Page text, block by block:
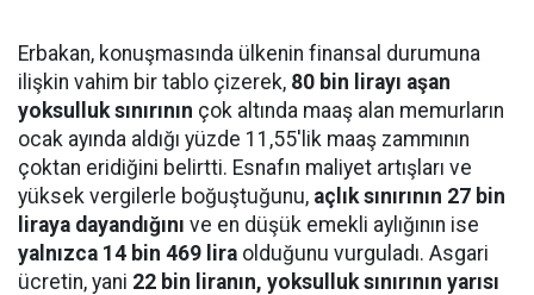
Erbakan, konuşmasında ülkenin finansal durumuna
ilişkin vahim bir tablo çizerek, 80 bin lirayı aşan
yoksulluk sınırının çok altında maaş alan memurların
ocak ayında aldığı yüzde 11,55'lik maaş zammının
çoktan eridiğini belirtti. Esnafın maliyet artışları ve
yüksek vergilerle boğuştuğunu, açlık sınırının 27 bin
liraya dayandığını ve en düşük emekli aylığının ise
yalnızca 14 bin 469 lira olduğunu vurguladı. Asgari
ücretin, yani 22 bin liranın, yoksulluk sınırının yarısı